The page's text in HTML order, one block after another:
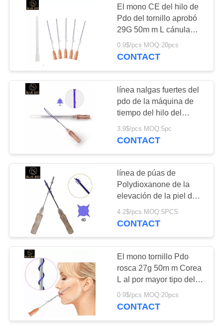
DE
CALIDAD
ÉNTRENOS
EN
CONTACTO
NOTICIAS
PIDA
UNA
MAPA
DEL
SITIO
PRIVACY
POLICY
HILO DE PLLA
26
Relleno ácido
hialurónico
Golden protein
thread carving
El mono CE del hilo de
Pdo del tornillo aprobó
29G 50m m L cánula
embotada Hilos
Tensores de la aguja
0.9$/pcs MOQ:20pcs
CONTACT
línea nalgas fuertes del
pdo de la máquina de
tiempo del hilo del
diente de 3d Pdo de
Corea que levantan el
3.9$/pcs MOQ:5pc
CONTACT
línea de púas de
Polydioxanone de la
elevación de la piel del
diente absorbible al por
mayor de Corea 23g
4.2$/pcs MOQ:5PCS
CONTACT
El mono tornillo Pdo
rosca 27g 50m m Corea
L al por mayor tipo del
cuidado de piel de la
aguja médico
0.9$/pcs MOQ:20pcs
CONTACT